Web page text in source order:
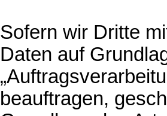
Sofern wir Dritte
Daten auf
beauftragen,